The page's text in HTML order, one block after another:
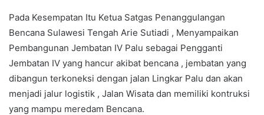
Pada Kesempatan Itu Ketua Satgas Penanggulangan
Bencana Sulawesi Tengah Arie Sutiadi , Menyampaikan
Pembangunan Jembatan IV Palu sebagai Pengganti
Jembatan IV yang hancur akibat bencana , jembatan yang
dibangun terkoneksi dengan jalan Lingkar Palu dan akan
menjadi jalur logistik , Jalan Wisata dan memiliki kontruksi
yang mampu meredam Bencana.